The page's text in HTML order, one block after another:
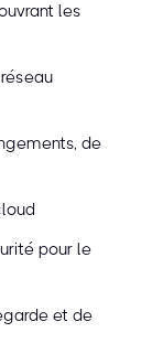
les
de
pour le
et de